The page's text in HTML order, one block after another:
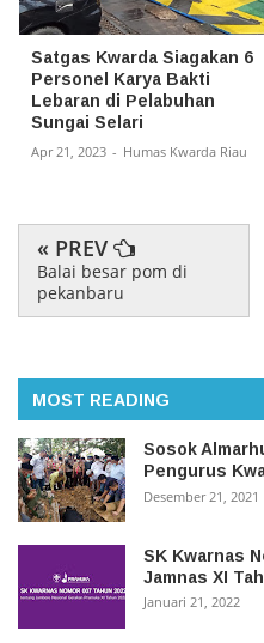
Satgas Kwarda Siagakan 6
Personel Karya Bakti
Lebaran di Pelabuhan
Sungai Selari
Apr 21, 2023 - Humas Kwarda Riau
« PREV
Balai besar pom di
pekanbaru
MOST READING
Sosok
Pengurus
Desember 21, 2021
SK Kwarnas
Jamnas XI
Januari 21, 2022